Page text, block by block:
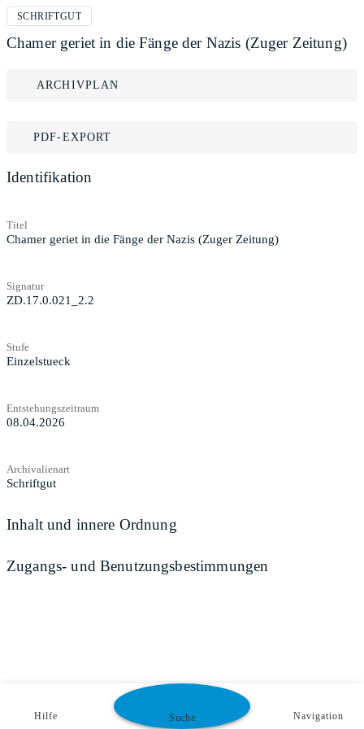
SCHRIFTGUT
Chamer geriet in die Fänge der Nazis (Zuger Zeitung)
ARCHIVPLAN
PDF-EXPORT
Identifikation
Titel
Chamer geriet in die Fänge der Nazis (Zuger Zeitung)
Signatur
ZD.17.0.021_2.2
Stufe
Einzelstueck
Entstehungszeitraum
08.04.2026
Archivalienart
Schriftgut
Inhalt und innere Ordnung
Zugangs- und Benutzungsbestimmungen
Hilfe Suche Navigation